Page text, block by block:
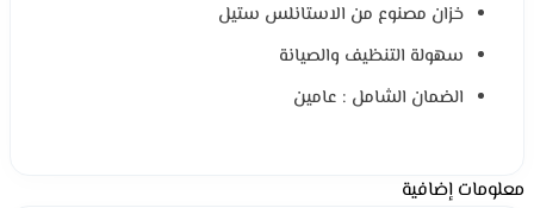
خزان مصنوع من الاستانلس ستيل
سهولة التنظيف والصيانة
الضمان الشامل : عامين
معلومات إضافية